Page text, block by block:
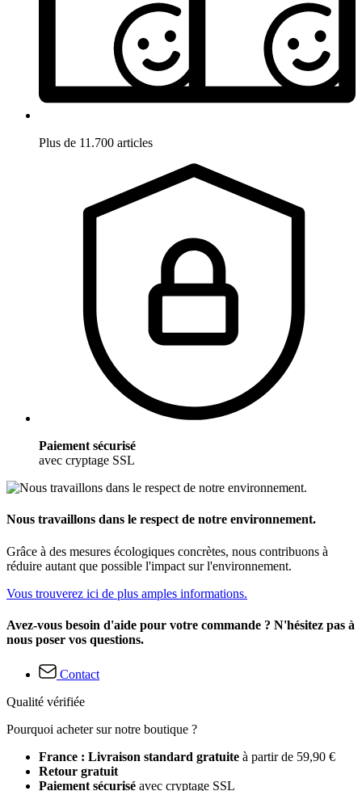
Plus de 11.700 articles
Paiement sécurisé
avec cryptage SSL
Nous travaillons dans le respect de notre environnement.
Grâce à des mesures écologiques concrètes, nous contribuons à
réduire autant que possible l'impact sur l'environnement.
Vous trouverez ici de plus amples informations.
Avez-vous besoin d'aide pour votre commande ? N'hésitez pas à
nous poser vos questions.
Contact
Qualité vérifiée
Pourquoi acheter sur notre boutique ?
France : Livraison standard gratuite à partir de 59,90 €
Retour gratuit
Paiement sécurisé avec cryptage SSL